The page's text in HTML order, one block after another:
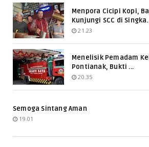
Menpora Cicipi Kopi,
Kunjungi SCC di
21.23
Menelisik Pemadam
Pontianak, Bukti ...
20.35
Semoga Sintang Aman
19.01